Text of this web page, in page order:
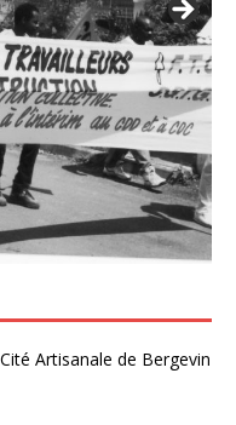
Artisanale de Bergevin